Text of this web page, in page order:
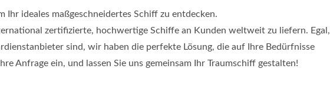
Ihr ideales maßgeschneidertes Schiff zu entdecken.
zertifizierte, hochwertige Schiffe an Kunden weltweit zu liefern.
sind, wir haben die perfekte Lösung, die auf Ihre Bedürfnisse
Anfrage ein, und lassen Sie uns gemeinsam Ihr Traumschiff gestalten!